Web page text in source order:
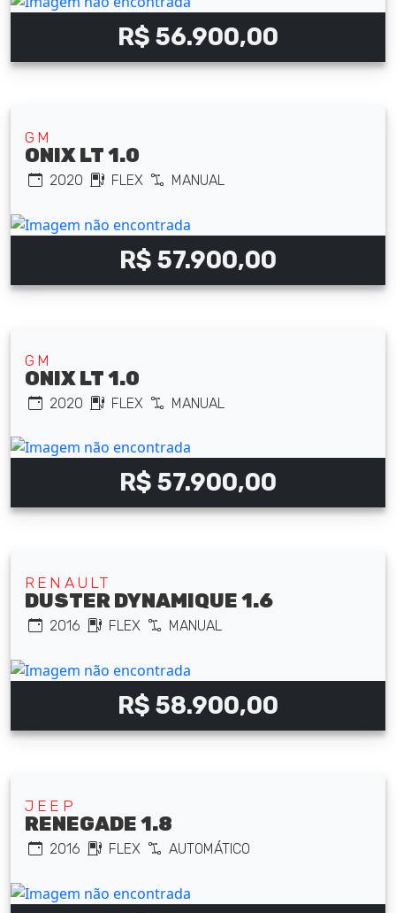
R$ 56.900,00
GM
ONIX LT 1.0
2020 FLEX MANUAL
R$ 57.900,00
GM
ONIX LT 1.0
2020 FLEX MANUAL
R$ 57.900,00
RENAULT
DUSTER DYNAMIQUE 1.6
2016 FLEX MANUAL
R$ 58.900,00
JEEP
RENEGADE 1.8
2016 FLEX AUTOMÁTICO